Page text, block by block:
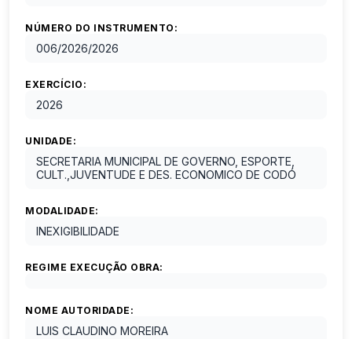
NÚMERO DO INSTRUMENTO:
006/2026/2026
EXERCÍCIO:
2026
UNIDADE:
SECRETARIA MUNICIPAL DE GOVERNO, ESPORTE,
CULT.,JUVENTUDE E DES. ECONOMICO DE CODÓ
MODALIDADE:
INEXIGIBILIDADE
REGIME EXECUÇÃO OBRA:
NOME AUTORIDADE:
LUIS CLAUDINO MOREIRA